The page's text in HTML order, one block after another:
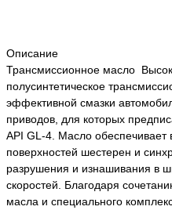
Описание
Трансмиссионное масло
полусинтетическое
эффективной смазки
приводов, для которых
API GL-4. Масло обеспечивает
поверхностей шестерен и
разрушения и изнашивания в
скоростей. Благодаря
масла и специального